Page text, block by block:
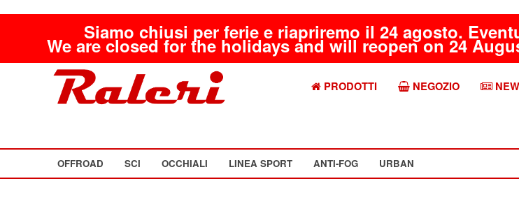
Siamo chiusi per ferie e riapriremo il 24 agosto.
We are closed for the holidays and will reopen on 24
PRODOTTI NEGOZIO
OFFROAD SCI OCCHIALI LINEA SPORT ANTI-FOG URBAN